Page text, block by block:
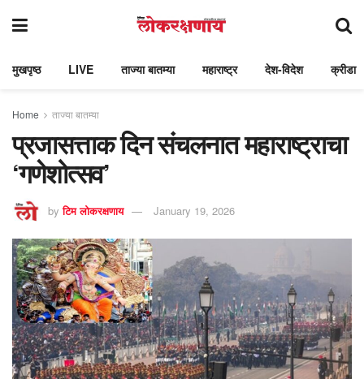
मुखपृष्ठ LIVE ताज्या बातम्या महाराष्ट्र देश-विदेश क्रीडा
Home ताज्या बातम्या
प्रजासत्ताक दिन संचलनात महाराष्ट्राचा
‘गणेशोत्सव’
by टिम लोकरक्षणाय January 19, 2026